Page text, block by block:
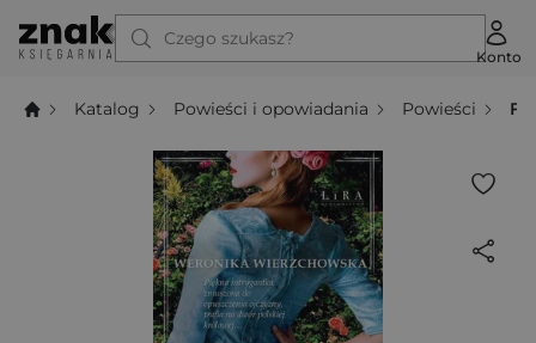
Czego szukasz?
Konto
Katalog Powieści i opowiadania Powieści